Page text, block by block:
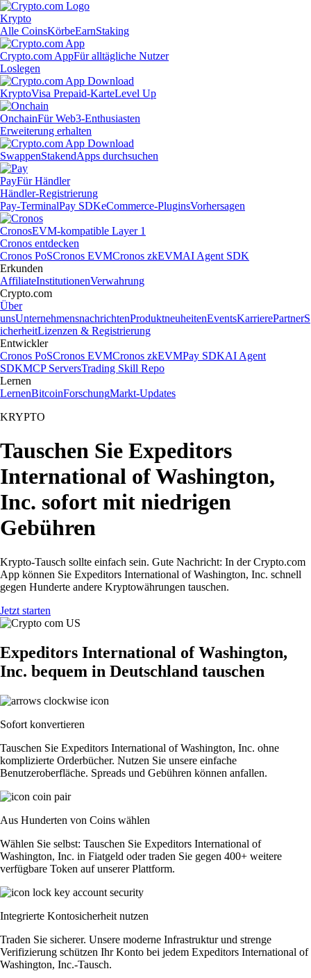
Krypto
Alle CoinsKörbeEarnStaking
Crypto.com AppFür alltägliche Nutzer
Loslegen
KryptoVisa Prepaid-KarteLevel Up
OnchainFür Web3-Enthusiasten
Erweiterung erhalten
SwappenStakendApps durchsuchen
PayFür Händler
Händler-Registrierung
Pay-TerminalPay SDKeCommerce-PluginsVorhersagen
CronosEVM-kompatible Layer 1
Cronos entdecken
Cronos PoSCronos EVMCronos zkEVMAI Agent SDK
Erkunden
AffiliateInstitutionenVerwahrung
Crypto.com
Über
unsUnternehmensnachrichtenProduktneuheitenEventsKarrierePartnerS
icherheitLizenzen & Registrierung
Entwickler
Cronos PoSCronos EVMCronos zkEVMPay SDKAI Agent
SDKMCP ServersTrading Skill Repo
Lernen
LernenBitcoinForschungMarkt-Updates
KRYPTO
Tauschen Sie Expeditors
International of Washington,
Inc. sofort mit niedrigen
Gebühren
Krypto-Tausch sollte einfach sein. Gute Nachricht: In der Crypto.com
App können Sie Expeditors International of Washington, Inc. schnell
gegen Hunderte andere Kryptowährungen tauschen.
Jetzt starten
Expeditors International of Washington,
Inc. bequem in Deutschland tauschen
Sofort konvertieren
Tauschen Sie Expeditors International of Washington, Inc. ohne
komplizierte Orderbücher. Nutzen Sie unsere einfache
Benutzeroberfläche. Spreads und Gebühren können anfallen.
Aus Hunderten von Coins wählen
Wählen Sie selbst: Tauschen Sie Expeditors International of
Washington, Inc. in Fiatgeld oder traden Sie gegen 400+ weitere
verfügbare Token auf unserer Plattform.
Integrierte Kontosicherheit nutzen
Traden Sie sicherer. Unsere moderne Infrastruktur und strenge
Verifizierung schützen Ihr Konto bei jedem Expeditors International of
Washington, Inc.-Tausch.